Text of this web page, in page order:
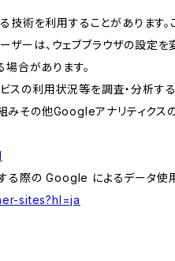
技術を利用することがありま
ーは、ウェブブラウザの設定
合があります。
ビスの利用状況等を調査・分
その他Googleアナリティクス
る際の Google によるデータ使用
sites?hl=ja